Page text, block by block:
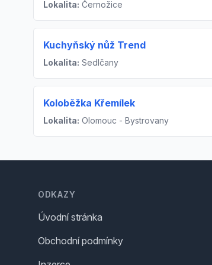
Lokalita: Černožice
Kuchyňský nůž Trend
Lokalita: Sedlčany
Koloběžka Křemílek
Lokalita: Olomouc - Bystrovany
ODKAZY
Úvodní stránka
Obchodní podmínky